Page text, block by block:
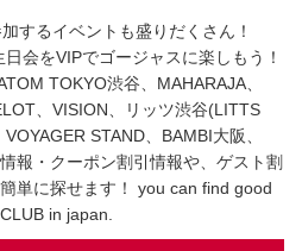
するイベントも盛りだくさん！
会をVIPでゴージャスに楽しもう！
TOKYO渋谷、MAHARAJA、
、VISION、リッツ渋谷(LITTS
STAND、BAMBI大阪、
報・クーポン割引情報や、ゲスト割
単に探せます！ you can find good
in japan.